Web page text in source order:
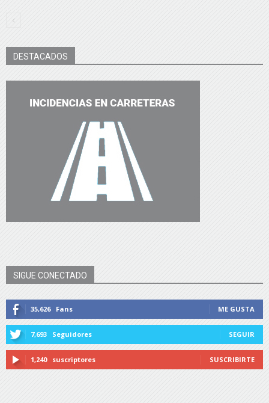
DESTACADOS
SIGUE CONECTADO
35,626 Fans ME GUSTA
7,693 Seguidores SEGUIR
1,240 suscriptores SUSCRIBIRTE